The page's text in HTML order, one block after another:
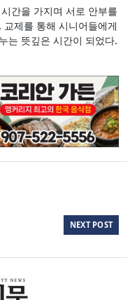
간을 가지며 서로 안부를
제를 통해 시니어들에게
는 뜻깊은 시간이 되었다.
NEXT POST